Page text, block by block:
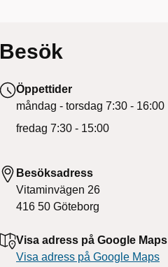
Besök
Öppettider
måndag - torsdag 7:30 - 16:00
fredag 7:30 - 15:00
Besöksadress
Vitaminvägen 26
416 50 Göteborg
Visa adress på Google Maps
Visa adress på Google Maps